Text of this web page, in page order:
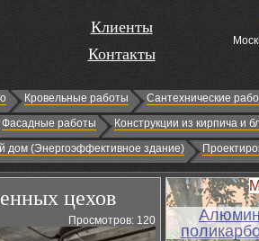
Клиенты
Контакты
Кровельные работы
Сантехнические
Фасадные работы
Конструкции из кирпича и
дом (Энергоэффективное здание)
цехов
Просмотров: 120